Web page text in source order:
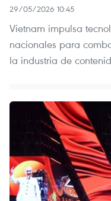
29/05/2026 10:45
Vietnam impulsa
nacionales para
la industria de